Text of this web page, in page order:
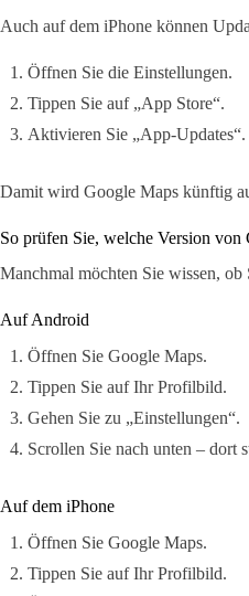
Auch auf dem iPhone können
Öffnen Sie die Einstellungen.
Tippen Sie auf „App Store“.
Aktivieren Sie „App-Updates“.
Damit wird Google Maps künftig
So prüfen Sie, welche Version
Manchmal möchten Sie wissen,
Auf Android
Öffnen Sie Google Maps.
Tippen Sie auf Ihr Profilbild.
Gehen Sie zu „Einstellungen“.
Scrollen Sie nach unten – dort
Auf dem iPhone
Öffnen Sie Google Maps.
Tippen Sie auf Ihr Profilbild.